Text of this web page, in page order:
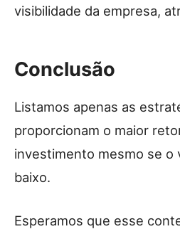
visibilidade da empresa,
Conclusão
Listamos apenas as
proporcionam o maior
investimento mesmo se o
baixo.
Esperamos que esse